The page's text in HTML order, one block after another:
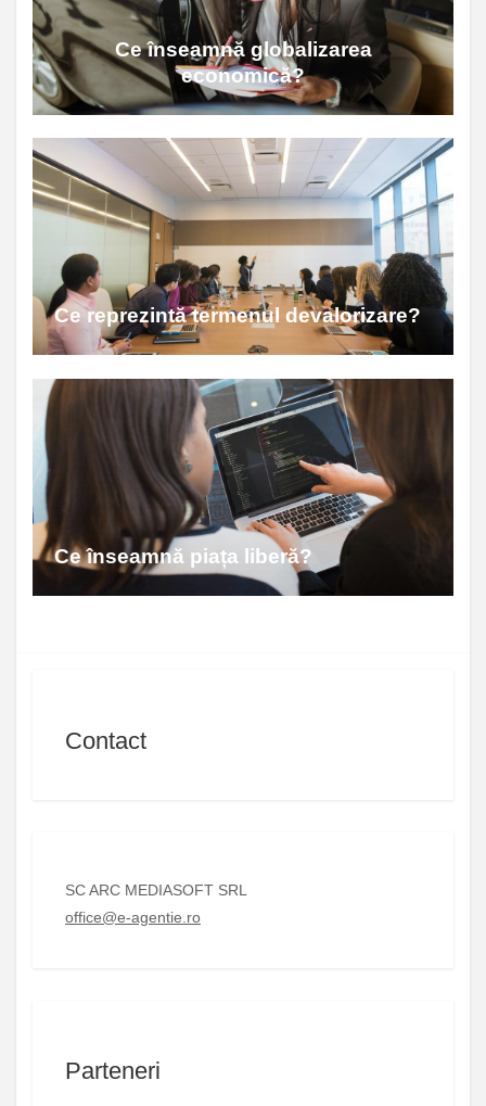
Ce înseamnă globalizarea
economică?
Ce reprezintă termenul devalorizare?
Ce înseamnă piața liberă?
Contact
SC ARC MEDIASOFT SRL
office@e-agentie.ro
Parteneri